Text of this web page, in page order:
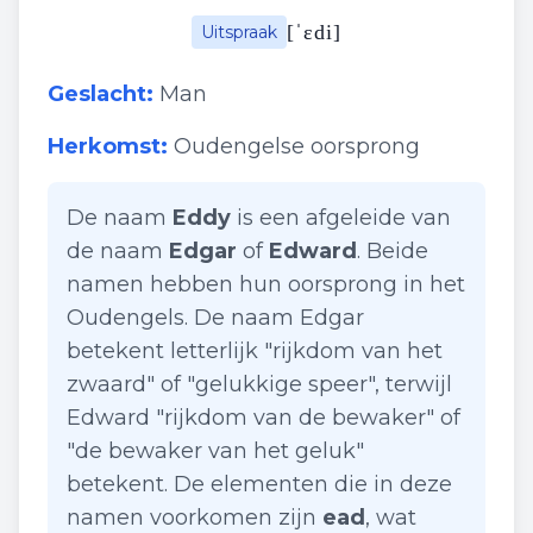
Uitspraak [ˈɛdi]
Geslacht: Man
Herkomst: Oudengelse oorsprong
De naam Eddy is een afgeleide van
de naam Edgar of Edward . Beide
namen hebben hun oorsprong in het
Oudengels. De naam Edgar
betekent letterlijk "rijkdom van het
zwaard" of "gelukkige speer", terwijl
Edward "rijkdom van de bewaker" of
"de bewaker van het geluk"
betekent. De elementen die in deze
namen voorkomen zijn ead , wat